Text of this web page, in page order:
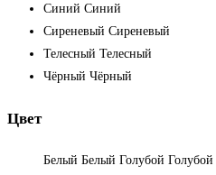
Синий Синий
Сиреневый Сиреневый
Телесный Телесный
Чёрный Чёрный
Цвет
Белый Белый Голубой Голубой